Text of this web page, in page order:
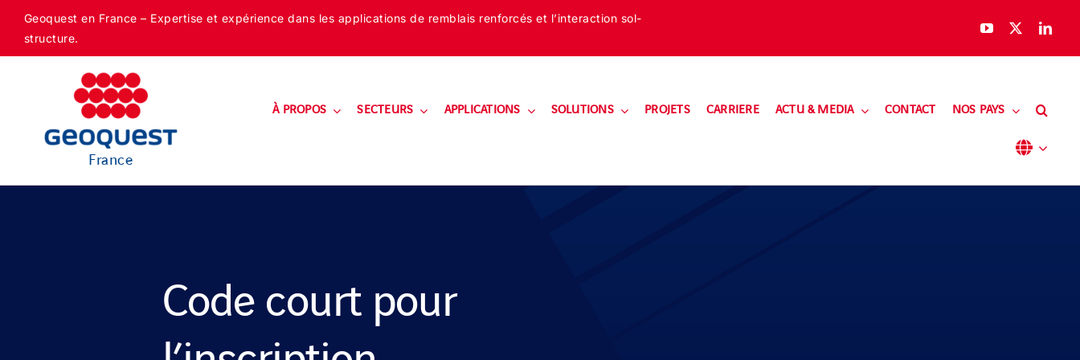
content
Geoquest en France – Expertise et expérience dans les applications de remblais renforcés et l’interaction sol-
structure.
France
À PROPOS SECTEURS APPLICATIONS SOLUTIONS PROJETS CARRIERE ACTU & MEDIA CONTACT NOS PAYS
Code court pour